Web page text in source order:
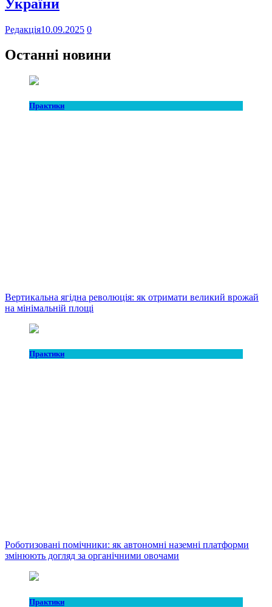
України
Редакція10.09.2025 0
Останні новини
Практики
Вертикальна ягідна революція: як отримати великий врожай
на мінімальній площі
Практики
Роботизовані помічники: як автономні наземні платформи
змінюють догляд за органічними овочами
Практики